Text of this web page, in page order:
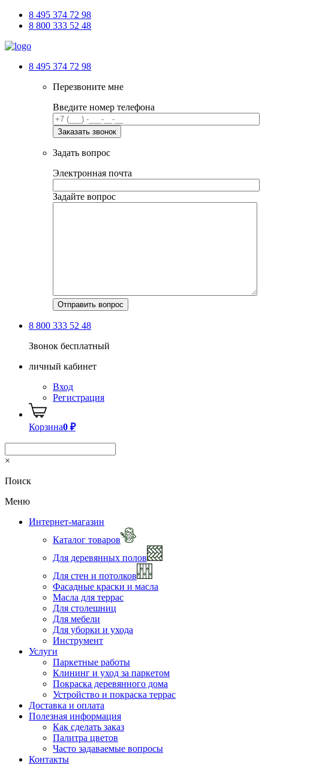
8 495 374 72 98
8 800 333 52 48
8 495 374 72 98
Перезвоните мне
Введите номер телефона
Задать вопрос
Электронная почта
Задайте вопрос
8 800 333 52 48
Звонок бесплатный
личный кабинет
Вход
Регистрация
Корзина0 ₽
×
Поиск
Меню
Интернет-магазин
Каталог товаров
Для деревянных полов
Для стен и потолков
Фасадные краски и масла
Масла для террас
Для столешниц
Для мебели
Для уборки и ухода
Инструмент
Услуги
Паркетные работы
Клининг и уход за паркетом
Покраска деревянного дома
Устройство и покраска террас
Доставка и оплата
Полезная информация
Как сделать заказ
Палитра цветов
Часто задаваемые вопросы
Контакты